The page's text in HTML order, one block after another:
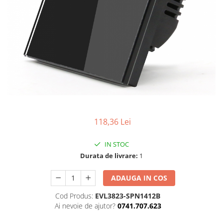
118,36 Lei
IN STOC
Durata de livrare: 1
ADAUGA IN COS
Cod Produs: EVL3823-SPN1412B
Ai nevoie de ajutor? 0741.707.623